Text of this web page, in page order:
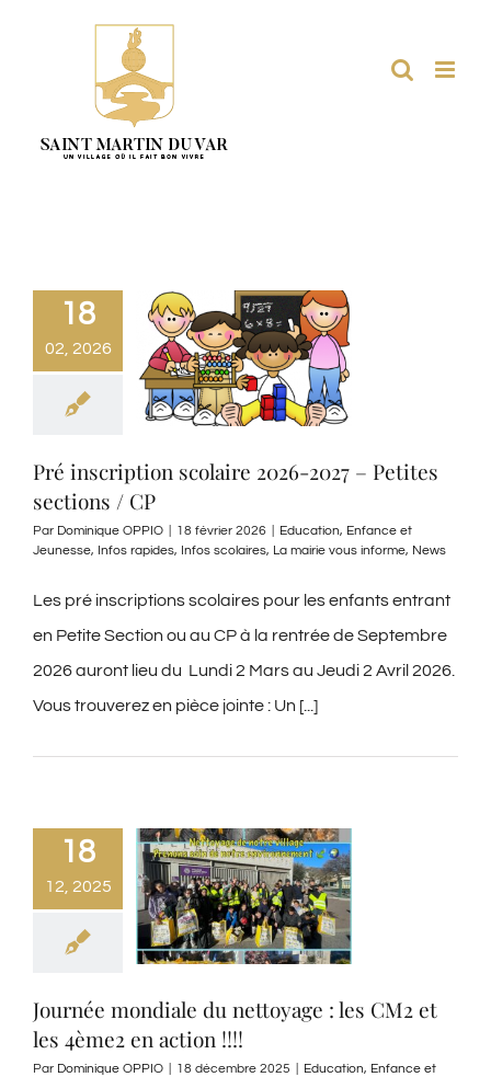
18
02, 2026
Pré inscription scolaire 2026-2027 – Petites
sections / CP
Par Dominique OPPIO 18 février 2026 Education, Enfance et
Jeunesse, Infos rapides, Infos scolaires, La mairie vous informe, News
Les pré inscriptions scolaires pour les enfants entrant
en Petite Section ou au CP à la rentrée de Septembre
2026 auront lieu du Lundi 2 Mars au Jeudi 2 Avril 2026.
Vous trouverez en pièce jointe : Un [...]
18
12, 2025
Journée mondiale du nettoyage : les CM2 et
les 4ème2 en action !!!!
Par Dominique OPPIO 18 décembre 2025 Education, Enfance et